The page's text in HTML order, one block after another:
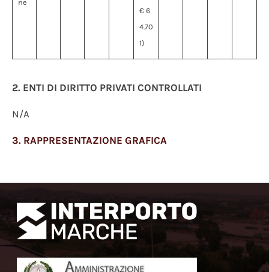
ne
€ 6
4.70
1)
2. ENTI DI DIRITTO PRIVATI CONTROLLATI
N/A
3. RAPPRESENTAZIONE GRAFICA